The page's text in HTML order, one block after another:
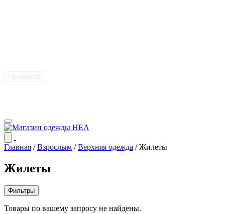
Главная /Взрослым /Верхняя одежда /Жилеты
Жилеты
Фильтры
Товары по вашему запросу не найдены.